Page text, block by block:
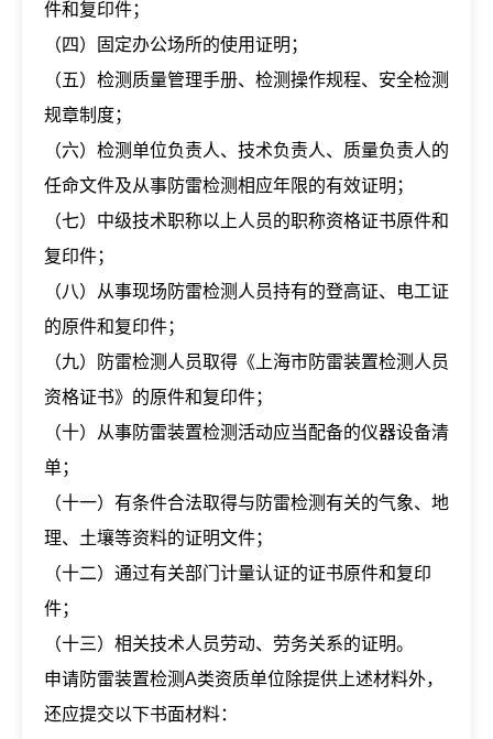
件和复印件；
（四）固定办公场所的使用证明；
（五）检测质量管理手册、检测操作规程、安全检测
规章制度；
（六）检测单位负责人、技术负责人、质量负责人的
任命文件及从事防雷检测相应年限的有效证明；
（七）中级技术职称以上人员的职称资格证书原件和
复印件；
（八）从事现场防雷检测人员持有的登高证、电工证
的原件和复印件；
（九）防雷检测人员取得《上海市防雷装置检测人员
资格证书》的原件和复印件；
（十）从事防雷装置检测活动应当配备的仪器设备清
单；
（十一）有条件合法取得与防雷检测有关的气象、地
理、土壤等资料的证明文件；
（十二）通过有关部门计量认证的证书原件和复印
件；
（十三）相关技术人员劳动、劳务关系的证明。
申请防雷装置检测A类资质单位除提供上述材料外，
还应提交以下书面材料：